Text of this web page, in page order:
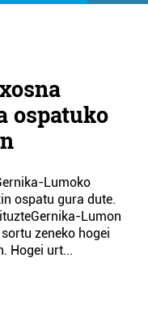
ospatuko
Lumoko
ospatu gura dute.
Lumon
zeneko hogei
Hogei urt...